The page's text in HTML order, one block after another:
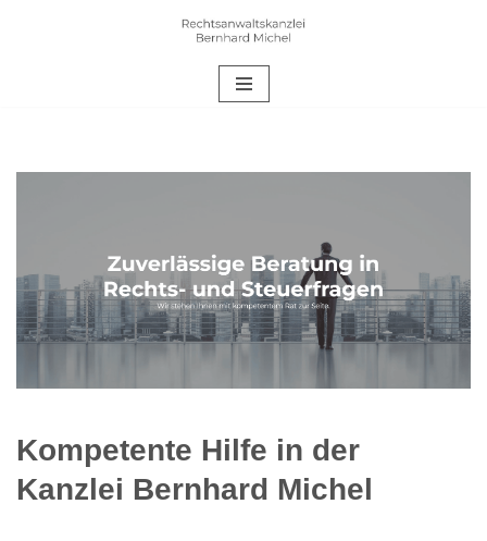
Kompetente Hilfe in der
Kanzlei Bernhard Michel